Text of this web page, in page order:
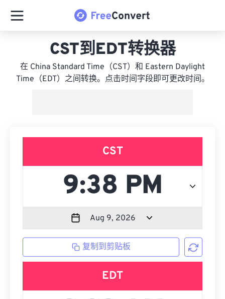
CST到EDT转换器
在 China Standard Time（CST）和 Eastern Daylight
Time（EDT）之间转换。点击时间字段即可更改时间。
CST
复制到剪贴板
EDT